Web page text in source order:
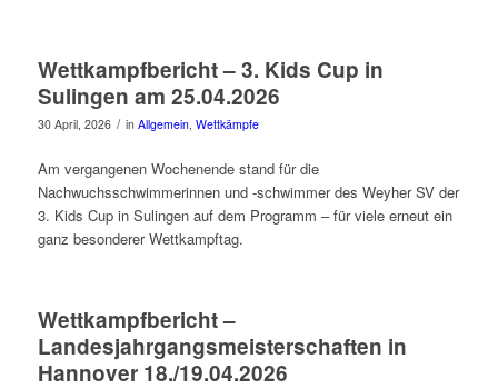
Wettkampfbericht – 3. Kids Cup in
Sulingen am 25.04.2026
30 April, 2026 / in Allgemein, Wettkämpfe
Am vergangenen Wochenende stand für die
Nachwuchsschwimmerinnen und -schwimmer des Weyher SV der
3. Kids Cup in Sulingen auf dem Programm – für viele erneut ein
ganz besonderer Wettkampftag.
Wettkampfbericht –
Landesjahrgangsmeisterschaften in
Hannover 18./19.04.2026